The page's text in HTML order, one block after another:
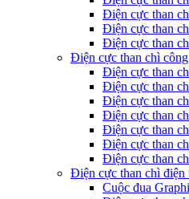
Điện cực than
Điện cực than
Điện cực than
Điện cực than chì công
Điện cực than
Điện cực than
Điện cực than
Điện cực than
Điện cực than
Điện cực than
Điện cực than
Điện cực than chì điện
Cuộc đua